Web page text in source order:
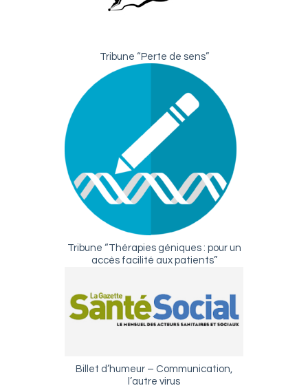
Tribune “Perte de sens”
Tribune “Thérapies géniques : pour un
accès facilité aux patients”
Billet d’humeur – Communication,
l’autre virus